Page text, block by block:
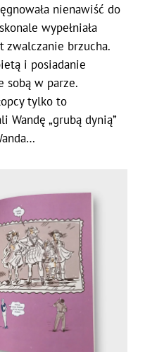
nienawiść do
wypełniała
zwalczanie brzucha.
i posiadanie
sobą w parze.
tylko to
Wandę „grubą dynią”